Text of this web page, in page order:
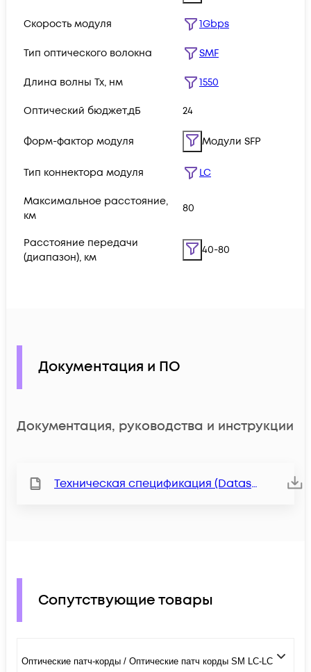
Скорость модуля 1Gbps
Тип оптического волокна SMF
Длина волны Tx, нм 1550
Оптический бюджет,дБ 24
Форм-фактор модуля Модули SFP
Тип коннектора модуля LC
Максимальное расстояние,
км
80
Расстояние передачи
(диапазон), км
40-80
Документация и ПО
Документация, руководства и инструкции
Техническая спецификация (Datasheet)
Сопутствующие товары
Оптические патч-корды / Оптические патч корды SM LC-LC